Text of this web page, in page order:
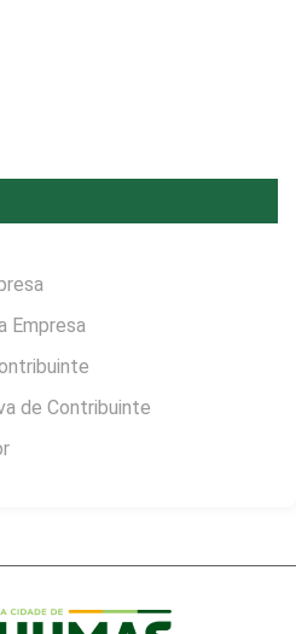
Empresa
de Contribuinte